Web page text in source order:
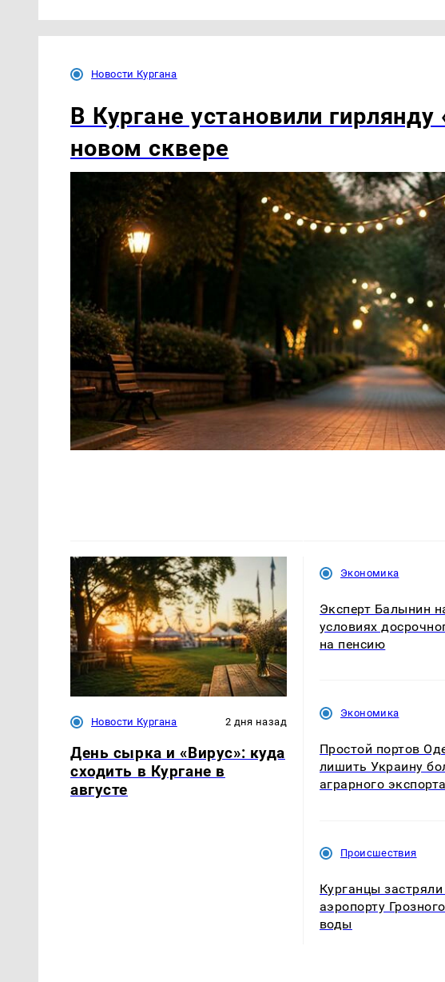
Новости Кургана
В Кургане установили
новом сквере
Новости Кургана 2 дня назад
День сырка и «Вирус»: куда
сходить в Кургане в
августе
Экономика
Эксперт Балынин
условиях
на пенсию
Экономика
Простой портов
лишить Украину
аграрного экспорта
Происшествия
Курганцы
аэропорту
воды